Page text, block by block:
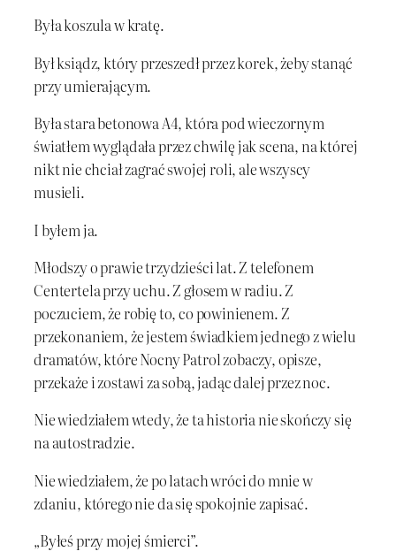
Była koszula w kratę.
Był ksiądz, który przeszedł przez korek, żeby stanąć
przy umierającym.
Była stara betonowa A4, która pod wieczornym
światłem wyglądała przez chwilę jak scena, na której
nikt nie chciał zagrać swojej roli, ale wszyscy
musieli.
I byłem ja.
Młodszy o prawie trzydzieści lat. Z telefonem
Centertela przy uchu. Z głosem w radiu. Z
poczuciem, że robię to, co powinienem. Z
przekonaniem, że jestem świadkiem jednego z wielu
dramatów, które Nocny Patrol zobaczy, opisze,
przekaże i zostawi za sobą, jadąc dalej przez noc.
Nie wiedziałem wtedy, że ta historia nie skończy się
na autostradzie.
Nie wiedziałem, że po latach wróci do mnie w
zdaniu, którego nie da się spokojnie zapisać.
„Byłeś przy mojej śmierci”.